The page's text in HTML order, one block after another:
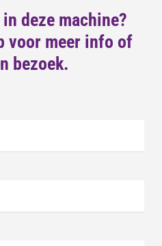
deze machine?
voor meer info of
bezoek.